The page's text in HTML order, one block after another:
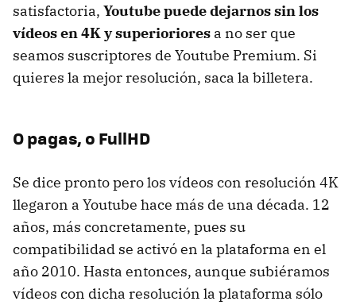
satisfactoria, Youtube puede dejarnos sin los
vídeos en 4K y superioriores a no ser que
seamos suscriptores de Youtube Premium. Si
quieres la mejor resolución, saca la billetera.
O pagas, o FullHD
Se dice pronto pero los vídeos con resolución 4K
llegaron a Youtube hace más de una década. 12
años, más concretamente, pues su
compatibilidad se activó en la plataforma en el
año 2010. Hasta entonces, aunque subiéramos
vídeos con dicha resolución la plataforma sólo